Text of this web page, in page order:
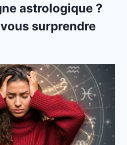
astrologique ?
surprendre